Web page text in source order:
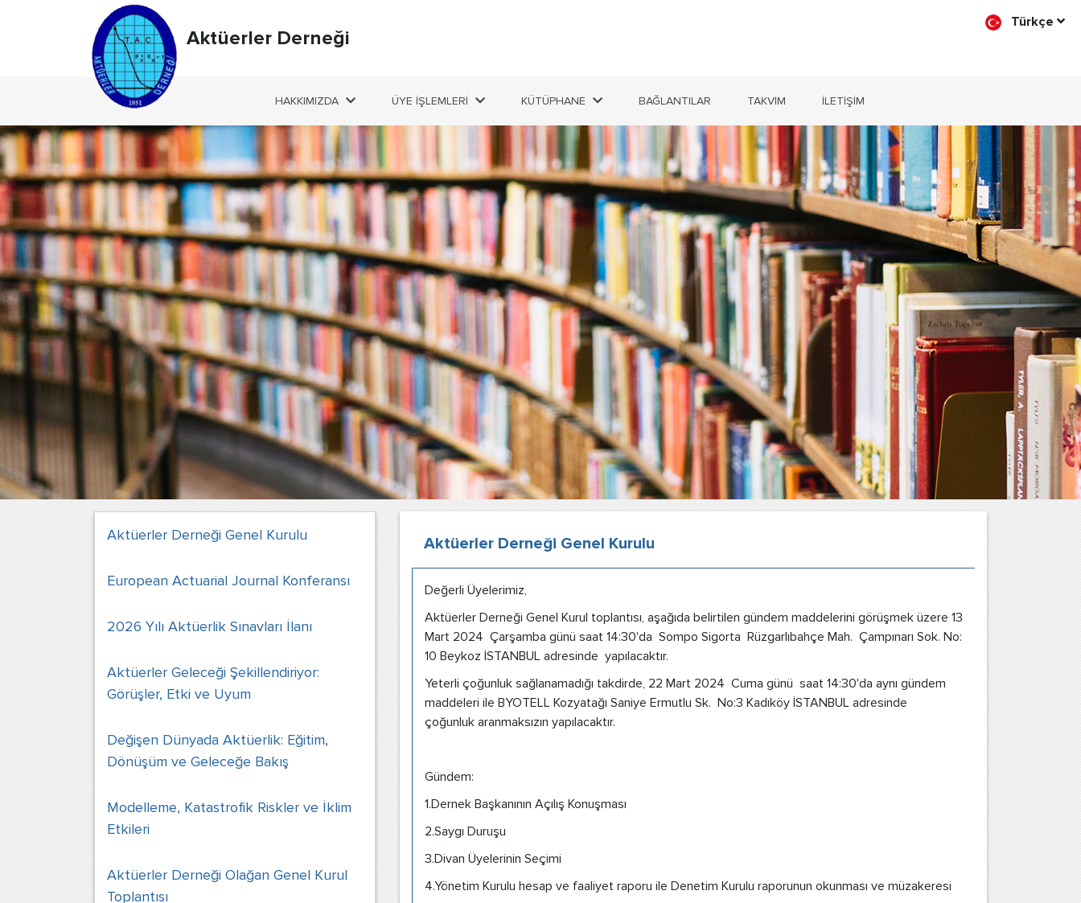
Aktüerler Derneği
HAKKIMIZDA ÜYE İŞLEMLERİ KÜTÜPHANE BAĞLANTILAR TAKVİM İLETİŞİM
Türkçe
Aktüerler Derneği Genel Kurulu
European Actuarial Journal Konferansı
2026 Yılı Aktüerlik Sınavları İlanı
Aktüerler Geleceği Şekillendiriyor:
Görüşler, Etki ve Uyum
Değişen Dünyada Aktüerlik: Eğitim,
Dönüşüm ve Geleceğe Bakış
Modelleme, Katastrofik Riskler ve İklim
Etkileri
Aktüerler Derneği Olağan Genel Kurul
Toplantısı
Aktüerler Derneği Genel Kurulu
Değerli Üyelerimiz,
Aktüerler Derneği Genel Kurul toplantısı, aşağıda belirtilen gündem maddelerini görüşmek üzere 13
Mart 2024 Çarşamba günü saat 14:30'da Sompo Sigorta Rüzgarlıbahçe Mah. Çampınarı Sok. No:
10 Beykoz İSTANBUL adresinde yapılacaktır.
Yeterli çoğunluk sağlanamadığı takdirde, 22 Mart 2024 Cuma günü saat 14:30'da aynı gündem
maddeleri ile BYOTELL Kozyatağı Saniye Ermutlu Sk. No:3 Kadıköy İSTANBUL adresinde
çoğunluk aranmaksızın yapılacaktır.
Gündem:
1.Dernek Başkanının Açılış Konuşması
2.Saygı Duruşu
3.Divan Üyelerinin Seçimi
4.Yönetim Kurulu hesap ve faaliyet raporu ile Denetim Kurulu raporunun okunması ve müzakeresi